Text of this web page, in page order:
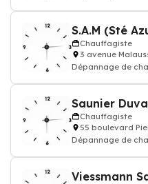
S.A.M (Sté
Chauffagiste
3 avenue
Dépannage de
Chauffagiste
55 boulevard
Dépannage de
Viessmann